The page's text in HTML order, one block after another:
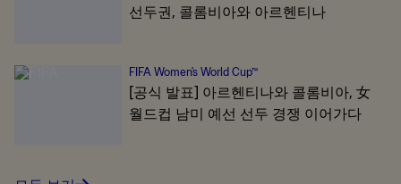
선두권, 콜롬비아와 아르헨티나
FIFA Women's World Cup™
[공식 발표] 아르헨티나와 콜롬비아, 女
월드컵 남미 예선 선두 경쟁 이어가다